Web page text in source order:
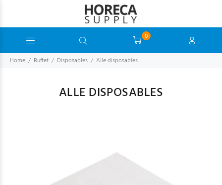
0
Home Buffet Disposables Alle disposables
ALLE DISPOSABLES